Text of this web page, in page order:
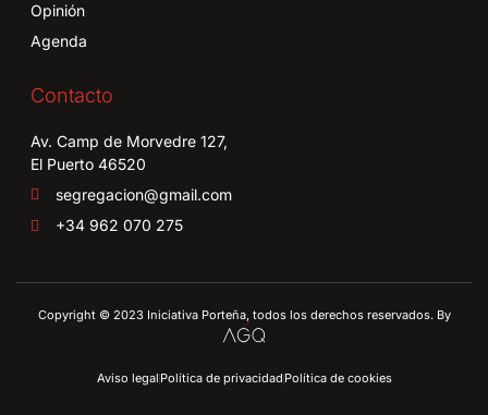
Opinión
Agenda
Contacto
Av. Camp de Morvedre 127,
El Puerto 46520
segregacion@gmail.com
+34 962 070 275
Copyright © 2023 Iniciativa Porteña, todos los derechos reservados. By
Aviso legalPolítica de privacidadPolítica de cookies